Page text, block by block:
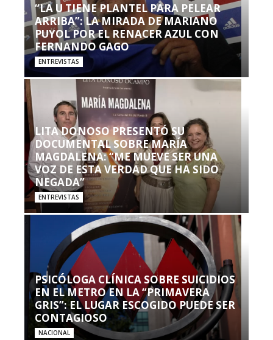
“LA U TIENE PLANTEL PARA PELEAR
ARRIBA”: LA MIRADA DE MARIANO
PUYOL POR EL RENACER AZUL CON
FERNANDO GAGO
ENTREVISTAS
LITA DONOSO PRESENTÓ SU
DOCUMENTAL SOBRE MARÍA
MAGDALENA: “ME MUEVE SER UNA
VOZ DE ESTA VERDAD QUE HA SIDO
NEGADA”
ENTREVISTAS
PSICÓLOGA CLÍNICA SOBRE SUICIDIOS
EN EL METRO EN LA “PRIMAVERA
GRIS”: EL LUGAR ESCOGIDO PUEDE SER
CONTAGIOSO
NACIONAL